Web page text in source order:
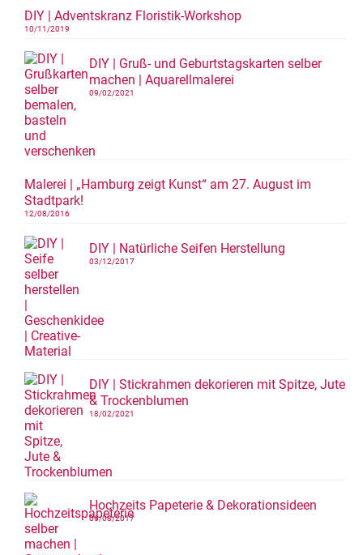
DIY | Adventskranz Floristik-Workshop
10/11/2019
DIY | Gruß- und Geburtstagskarten selber
machen | Aquarellmalerei
09/02/2021
Malerei | „Hamburg zeigt Kunst“ am 27. August im
Stadtpark!
12/08/2016
DIY | Natürliche Seifen Herstellung
03/12/2017
DIY | Stickrahmen dekorieren mit Spitze, Jute
& Trockenblumen
18/02/2021
Hochzeits Papeterie & Dekorationsideen
06/08/2017